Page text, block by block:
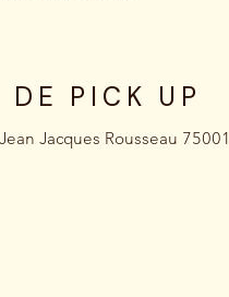
DE PICK UP
Jacques Rousseau 75001